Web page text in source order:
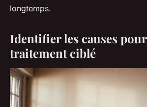
longtemps.
Identifier les causes
traitement ciblé